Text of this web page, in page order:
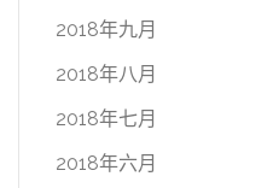
2018年九月
2018年八月
2018年七月
2018年六月